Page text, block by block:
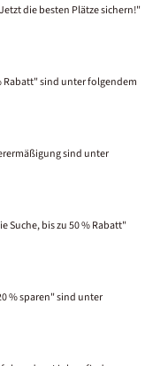
die besten Plätze sichern!"
Rabatt" sind unter folgendem
sind unter
Suche, bis zu 50 % Rabatt"
% sparen" sind unter